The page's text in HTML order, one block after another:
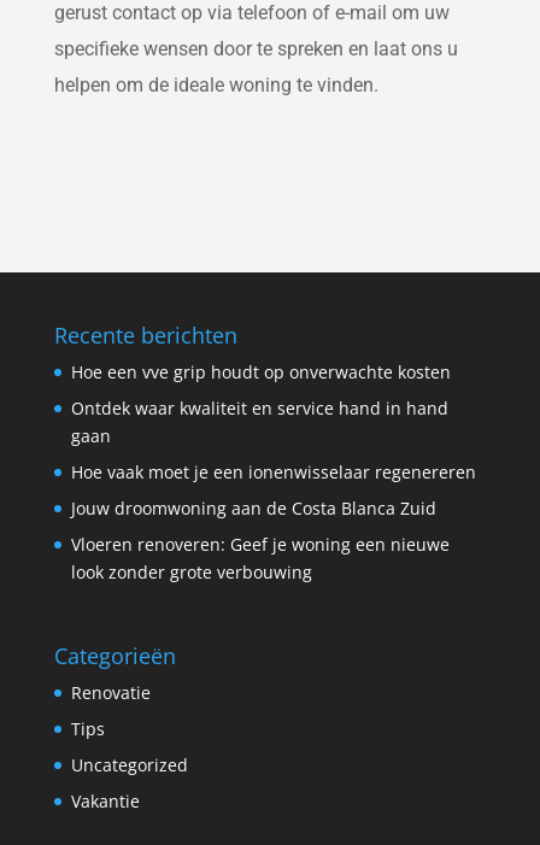
gerust contact op via telefoon of e-mail om uw
specifieke wensen door te spreken en laat ons u
helpen om de ideale woning te vinden.
Recente berichten
Hoe een vve grip houdt op onverwachte kosten
Ontdek waar kwaliteit en service hand in hand
gaan
Hoe vaak moet je een ionenwisselaar regenereren
Jouw droomwoning aan de Costa Blanca Zuid
Vloeren renoveren: Geef je woning een nieuwe
look zonder grote verbouwing
Categorieën
Renovatie
Tips
Uncategorized
Vakantie